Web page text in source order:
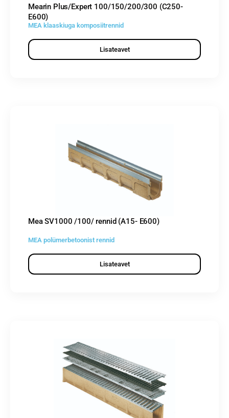
Mearin Plus/Expert 100/150/200/300 (C250-
E600)
MEA klaaskiuga komposiitrennid
Lisateavet
Mea SV1000 /100/ rennid (A15- E600)
MEA polümerbetoonist rennid
Lisateavet